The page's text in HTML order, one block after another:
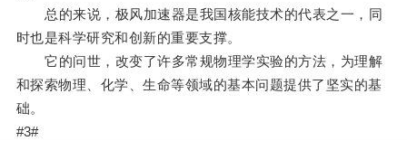
总的来说，极风加速器是我国核能技术的代表之一，同
时也是科学研究和创新的重要支撑。
它的问世，改变了许多常规物理学实验的方法，为理解
和探索物理、化学、生命等领域的基本问题提供了坚实的基
础。
#3#